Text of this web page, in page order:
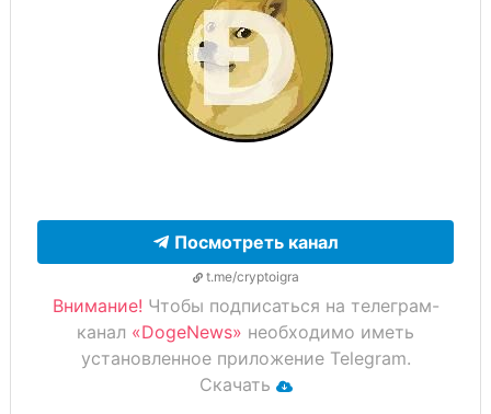
Посмотреть канал
t.me/cryptoigra
Внимание! Чтобы подписаться на телеграм-
канал «DogeNews» необходимо иметь
установленное приложение Telegram.
Скачать